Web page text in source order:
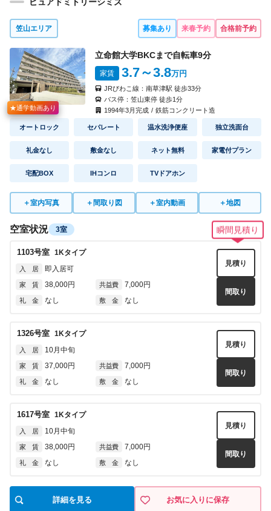
笠山エリア 募集あり 来春予約 合格前予約
★通学動画あり
立命館大学BKCまで自転車9分
家賃 3.7～3.8万円
JRびわこ線： 南草津駅 徒歩33分
バス停： 笠山東停徒歩1分
1994年3月完成 / 鉄筋コンクリート造
オートロック セパレート 温水洗浄便座 独立洗面台
礼金なし 敷金なし ネット無料 家電付プラン
宅配BOX IHコンロ TVドアホン
＋室内写真 ＋ 間取り図 ＋室内動画 ＋地図
空室状況 3室 瞬間見積り
1103号室 1Kタイプ
入 居 即入居可
家 賃 38,000円 共益費 7,000円
礼 金 なし 敷 金 なし
見積り
間取り
1326号室 1Kタイプ
入 居 10月中旬
家 賃 37,000円 共益費 7,000円
礼 金 なし 敷 金 なし
見積り
間取り
1617号室 1Kタイプ
入 居 10月中旬
家 賃 38,000円 共益費 7,000円
礼 金 なし 敷 金 なし
見積り
間取り
詳細を見る お気に入りに保存